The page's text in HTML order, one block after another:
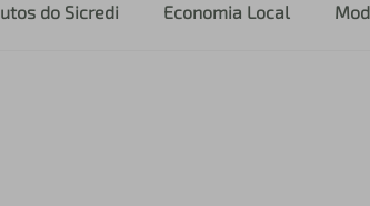
do Sicredi Economia Local